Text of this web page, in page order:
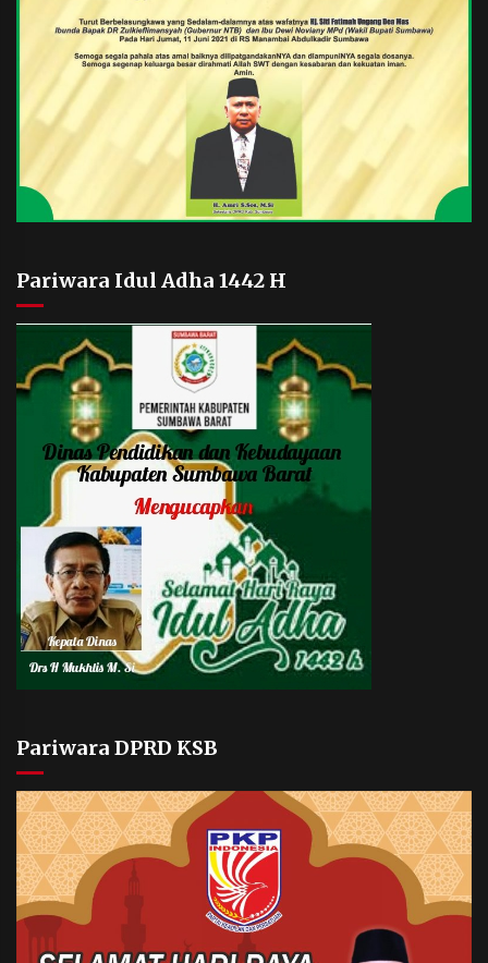
Pariwara Idul Adha 1442 H
Pariwara DPRD KSB